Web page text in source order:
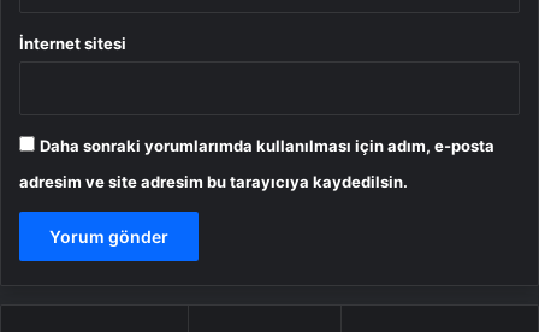
İnternet sitesi
Daha sonraki yorumlarımda kullanılması için adım, e-posta
adresim ve site adresim bu tarayıcıya kaydedilsin.